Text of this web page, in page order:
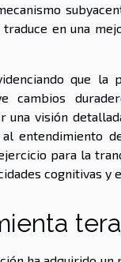
en una
que
cambios
una visión
entendimiento
para la
cognitivas y